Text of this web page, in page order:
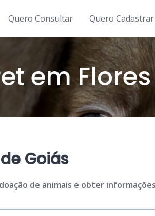
Quero Consultar Quero Cadastrar
em
Goiás
de animais e obter